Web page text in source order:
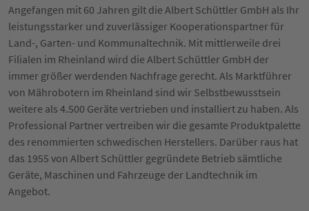
Angefangen mit 60 Jahren gilt die Albert Schüttler GmbH als Ihr
leistungsstarker und zuverlässiger Kooperationspartner für
Land-, Garten- und Kommunaltechnik. Mit mittlerweile drei
Filialen im Rheinland wird die Albert Schüttler GmbH der
immer größer werdenden Nachfrage gerecht. Als Marktführer
von Mährobotern im Rheinland sind wir Selbstbewusstsein
weitere als 4.500 Geräte vertrieben und installiert zu haben. Als
Professional Partner vertreiben wir die gesamte Produktpalette
des renommierten schwedischen Herstellers. Darüber raus hat
das 1955 von Albert Schüttler gegründete Betrieb sämtliche
Geräte, Maschinen und Fahrzeuge der Landtechnik im
Angebot.